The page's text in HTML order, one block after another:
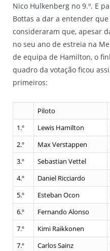
Nico Hulkenberg no 9.º. E
Bottas a dar a entender
consideraram que, apesar
no seu ano de estreia na
de equipa de Hamilton, o
quadro da votação ficou
primeiros:
Piloto
1.º
Lewis Hamilton
2.º
Max Verstappen
3.º
Sebastian Vettel
4.º
Daniel Ricciardo
5.º
Esteban Ocon
6.º
Fernando Alonso
7.º
Kimi Raikkonen
7.º
Carlos Sainz